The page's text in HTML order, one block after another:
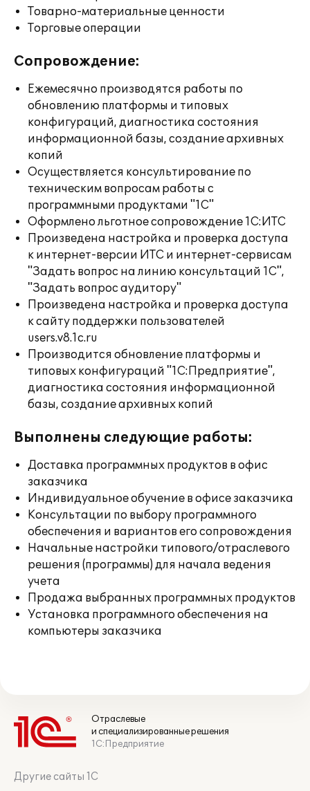
Товарно-материальные ценности
Торговые операции
Сопровождение:
Ежемесячно производятся работы по
обновлению платформы и типовых
конфигураций, диагностика состояния
информационной базы, создание архивных
копий
Осуществляется консультирование по
техническим вопросам работы с
программными продуктами "1С"
Оформлено льготное сопровождение 1С:ИТС
Произведена настройка и проверка доступа
к интернет-версии ИТС и интернет-сервисам
"Задать вопрос на линию консультаций 1С",
"Задать вопрос аудитору"
Произведена настройка и проверка доступа
к сайту поддержки пользователей
users.v8.1c.ru
Производится обновление платформы и
типовых конфигураций "1С:Предприятие",
диагностика состояния информационной
базы, создание архивных копий
Выполнены следующие работы:
Доставка программных продуктов в офис
заказчика
Индивидуальное обучение в офисе заказчика
Консультации по выбору программного
обеспечения и вариантов его сопровождения
Начальные настройки типового/отраслевого
решения (программы) для начала ведения
учета
Продажа выбранных программных продуктов
Установка программного обеспечения на
компьютеры заказчика
Отраслевые
и специализированные решения
1С:Предприятие
Другие сайты 1С